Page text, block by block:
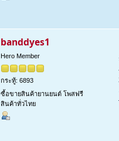
banddyes1
Hero Member
กระทู้: 6893
ซื้อขายสินค้ายานยนต์ โพสฟรี
สินค้าทั่วไทย